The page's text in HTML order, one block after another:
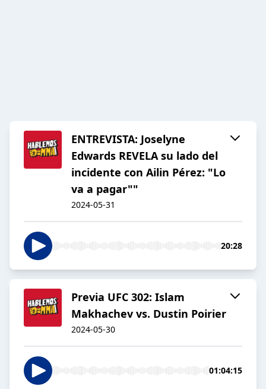
ENTREVISTA: Joselyne
Edwards REVELA su lado del
incidente con Ailin Pérez: "Lo
va a pagar""
2024-05-31
20:28
Previa UFC 302: Islam
Makhachev vs. Dustin Poirier
2024-05-30
01:04:15